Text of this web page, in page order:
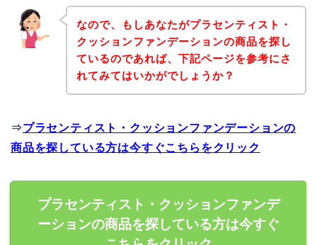
なので、もしあなたがプラセンティスト・
クッションファンデーションの商品を探し
ているのであれば、下記ページを参考にさ
れてみてはいかがでしょうか？
⇒プラセンティスト・クッションファンデーションの
商品を探している方は今すぐこちらをクリック
プラセンティスト・クッションファンデ
ーションの商品を探している方は今すぐ